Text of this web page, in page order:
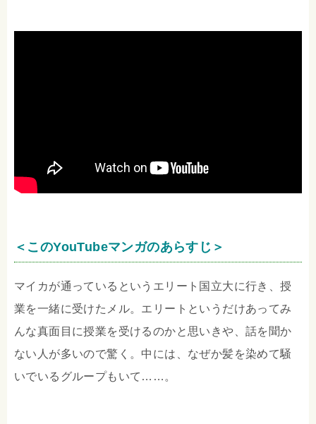
＜このYouTubeマンガのあらすじ＞
マイカが通っているというエリート国立大に行き、授
業を一緒に受けたメル。エリートというだけあってみ
んな真面目に授業を受けるのかと思いきや、話を聞か
ない人が多いので驚く。中には、なぜか髪を染めて騒
いでいるグループもいて……。